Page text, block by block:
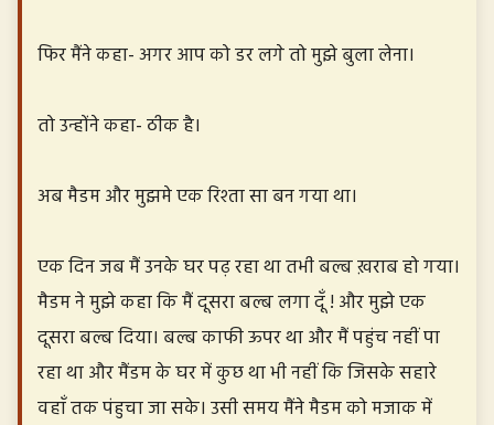
फिर मैंने कहा- अगर आप को डर लगे तो मुझे बुला लेना।
तो उन्होंने कहा- ठीक है।
अब मैडम और मुझमे एक रिश्ता सा बन गया था।
एक दिन जब मैं उनके घर पढ़ रहा था तभी बल्ब ख़राब हो गया।
मैडम ने मुझे कहा कि मैं दूसरा बल्ब लगा दूँ ! और मुझे एक
दूसरा बल्ब दिया। बल्ब काफी ऊपर था और मैं पहुंच नहीं पा
रहा था और मैंडम के घर में कुछ था भी नहीं कि जिसके सहारे
वहाँ तक पंहुचा जा सके। उसी समय मैंने मैडम को मजाक में